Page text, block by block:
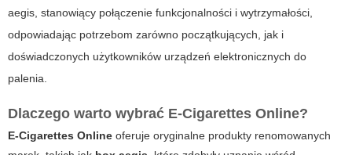
aegis, stanowiący połączenie funkcjonalności i wytrzymałości,
odpowiadając potrzebom zarówno początkujących, jak i
doświadczonych użytkowników urządzeń elektronicznych do
palenia.
Dlaczego warto wybrać E-Cigarettes Online?
E-Cigarettes Online oferuje oryginalne produkty renomowanych